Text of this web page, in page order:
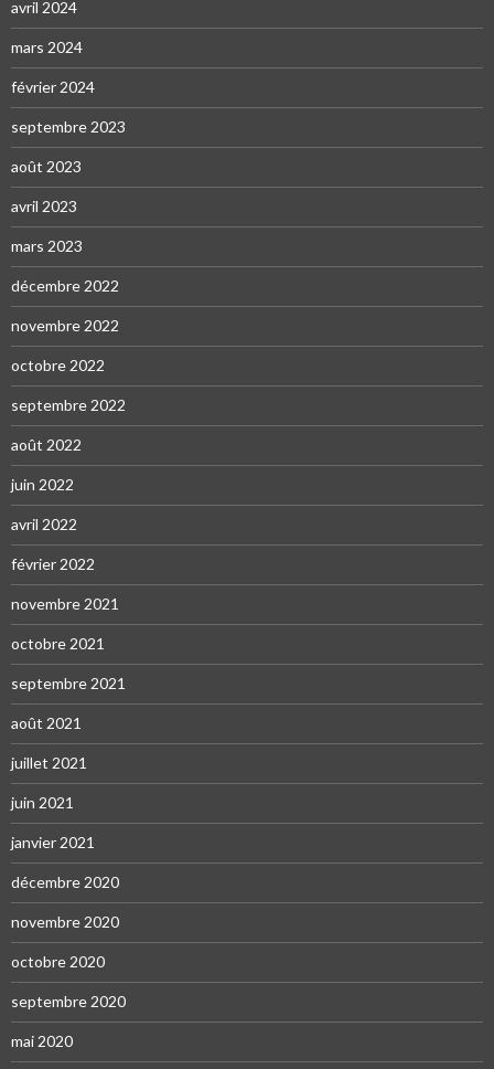
avril 2024
mars 2024
février 2024
septembre 2023
août 2023
avril 2023
mars 2023
décembre 2022
novembre 2022
octobre 2022
septembre 2022
août 2022
juin 2022
avril 2022
février 2022
novembre 2021
octobre 2021
septembre 2021
août 2021
juillet 2021
juin 2021
janvier 2021
décembre 2020
novembre 2020
octobre 2020
septembre 2020
mai 2020